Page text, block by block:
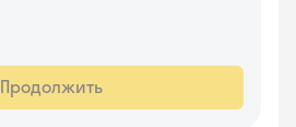
Продолжить